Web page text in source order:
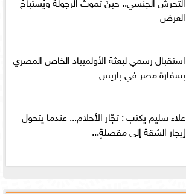
العِرض
استقبال رسمي لبعثة الأولمبياد الخاص المصري
بسفارة مصر في باريس
علاء سليم يكتب : تجّار الأحلام... عندما يتحول
إيجار الشقة إلى مقصلةٍ...